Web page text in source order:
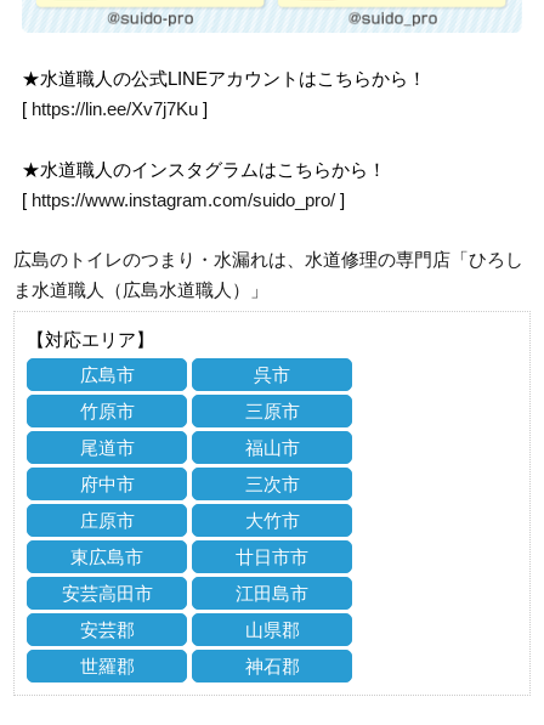
★水道職人の公式LINEアカウントはこちらから！
[ https://lin.ee/Xv7j7Ku ]
★水道職人のインスタグラムはこちらから！
[ https://www.instagram.com/suido_pro/ ]
広島のトイレのつまり・水漏れは、水道修理の専門店「ひろし
ま水道職人（広島水道職人）」
【対応エリア】
広島市
呉市
竹原市
三原市
尾道市
福山市
府中市
三次市
庄原市
大竹市
東広島市
廿日市市
安芸高田市
江田島市
安芸郡
山県郡
世羅郡
神石郡